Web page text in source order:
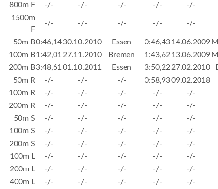
800m F
-/- -/- -/- -/-
-/-
1500m
F
-/- -/- -/- -/- -/-
50m B0:46,1430.10.2010 Essen 0:46,4314.06.2009
100m B1:42,01 27.11.2010 Bremen 1:43,62 13.06.2009
200m B3:48,61 01.10.2011 Essen 3:50,22 27.02.2010
50m R
-/- -/- -/- 0:58,9309.02.2018
100m R
-/- -/- -/- -/-
-/-
200m R
-/- -/- -/- -/-
-/-
50m S
-/- -/- -/- -/-
-/-
100m S
-/- -/- -/- -/-
-/-
200m S
-/- -/- -/- -/-
-/-
100m L
-/- -/- -/- -/-
-/-
200m L
-/- -/- -/- -/-
-/-
400m L
-/- -/- -/- -/-
-/-